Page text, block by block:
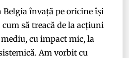
Belgia învață pe oricine își
cum să treacă de la acțiuni
cu impact mic, la
Am vorbit cu